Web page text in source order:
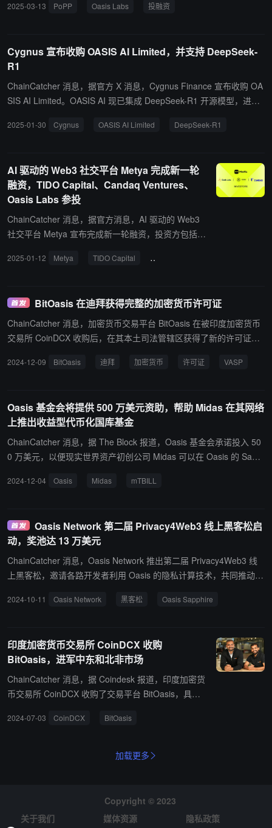
Oasis Labs、X-Labs、Becker Ventures、InnoAlph
p，并为开发者提供隐私保护的精准受众定位。融资
完成后，PoPP 将推进 PoPP AI-Profile，构建 Web3
用户生态，优化智能匹配体验，拓展更多应用场景。
据 Web3 资产数据平台 RootData 显示，PoPP 使用
个人都能够发行可编程的灵魂绑定通证和非同质化通
收益，并帮助用户在平台上发现更多有价值的灵魂和
内容。
2025-03-13 PoPP Oasis Labs 投融资
Cygnus 宣布收购 OASIS AI Limited，并支持 DeepSeek-
R1
ChainCatcher 消息，据官方 X 消息，Cygnus Finance 宣布收购 OA
SIS AI Limited。OASIS AI 现已集成 DeepSeek-R1 开源模型，进一
收益层将支持更多的 AI 资产和算力，加强对人工智能和区块链融合
2025-01-30 Cygnus OASIS AI Limited DeepSeek-R1
AI 驱动的 Web3 社交平台 Metya 完成新一轮
融资，TIDO Capital、Candaq Ventures、
Oasis Labs 参投
ChainCatcher 消息，据官方消息，AI 驱动的 Web3
社交平台 Metya 宣布完成新一轮融资，投资方包括 T
tya 是一家集 DePIN 基础设施、AI Agent 技术与链上
的互动方式，即将推出的 AI Agent 功能，将进一步提
升用户在链上互动的智能化与趣味性。 此次融资将用
于优化 DePIN 网络部署、推进 AI Agent 技术应用及
$MET 即将在 1 月 15 日 TGE，备受市场关注。
2025-01-12 Metya TIDO Capital
BitOasis 在迪拜获得完整的加密货币许可证
ChainCatcher 消息，加密货币交易平台 BitOasis 在被印度加密货币
交易所 CoinDCX 收购后，在其本土司法管辖区获得了新的许可证。
发的完整虚拟资产服务提供商 (VASP) 许可证。获得 VASP 许可证标
2024-12-09 BitOasis 迪拜 加密货币 许可证 VASP
Oasis 基金会将提供 500 万美元资助，帮助 Midas 在其网络
上推出收益型代币化国库基金
ChainCatcher 消息，据 The Block 报道，Oasis 基金会承诺投入 50
0 万美元，以便现实世界资产初创公司 Midas 可以在 Oasis 的 Sapp
的隐私选项，mTBILL 是首个面向非合格投资者的合规代币化国债基
2024-12-04 Oasis Midas mTBILL
Oasis Network 第二届 Privacy4Web3 线上黑客松启
动，奖池达 13 万美元
ChainCatcher 消息，Oasis Network 推出第二届 Privacy4Web3 线
上黑客松，邀请各路开发者利用 Oasis 的隐私计算技术，共同推动加
为 11 月 1 日。 开发者需在 Oasis Sapphire上构建应用程序，用它
apphire 是首个支持隐私的 EVM 生态，让开发者能够构建可定制隐
私级别的 dApp。ROFL（Runtime Off-Chain Logic - 运行时链下逻
辑）是一个框架，为像 Oasis Sapphire 这样的运行时添加对链下组
件的支持。允许链下组件与链上领域无缝通信，从而实现不同区块链
2024-10-11 Oasis Network 黑客松 Oasis Sapphire
印度加密货币交易所 CoinDCX 收购
BitOasis，进军中东和北非市场
ChainCatcher 消息，据 Coindesk 报道，印度加密货
币交易所 CoinDCX 收购了交易平台 BitOasis，具体
NA) 市场，此次收购将有助于 BitOasis 扩大其在该地
币交易所之一，拥有超过1500万用户，季度现货交易
2024-07-03 CoinDCX BitOasis
加载更多
Copyright © 2023
关于我们
媒体资源 隐私政策